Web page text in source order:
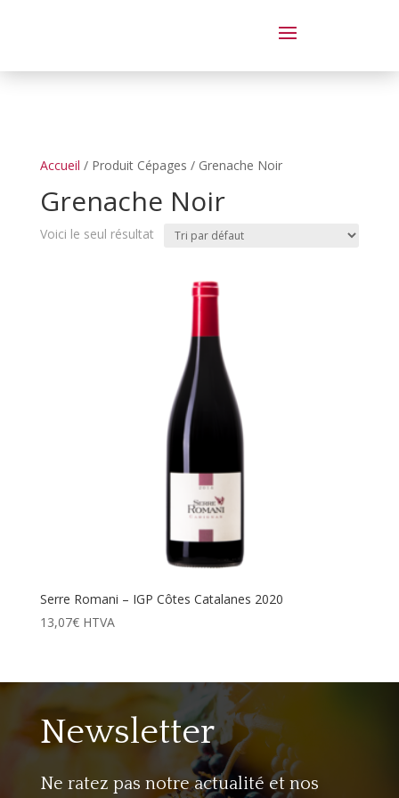
Accueil / Produit Cépages / Grenache Noir
Grenache Noir
Voici le seul résultat
Serre Romani – IGP Côtes Catalanes 2020
13,07€ HTVA
Newsletter
Ne ratez pas notre actualité et nos